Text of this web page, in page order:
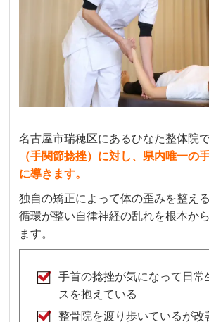
名古屋市瑞穂区にあるひなた整体院
（手関節捻挫）に対し、県内唯一の
に導きます。
独自の矯正によって体の歪みを整え
循環が整い自律神経の乱れを根本か
ます。
手首の捻挫が気になって日常
スを抱えている
整骨院を渡り歩いているが改